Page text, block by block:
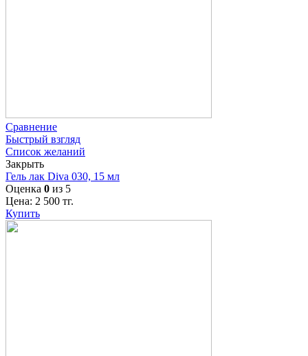
Сравнение
Быстрый взгляд
Список желаний
Закрыть
Гель лак Diva 030, 15 мл
Оценка 0 из 5
Цена: 2 500 тг.
Купить